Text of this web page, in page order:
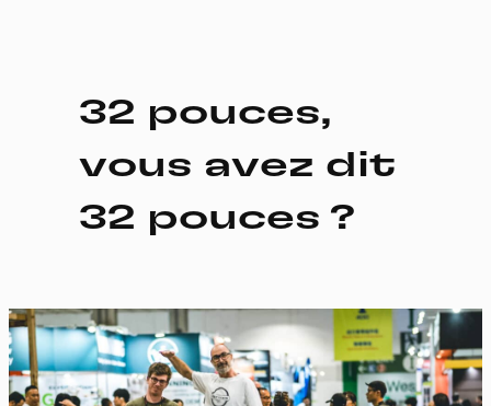
32 pouces,
vous avez dit
32 pouces ?